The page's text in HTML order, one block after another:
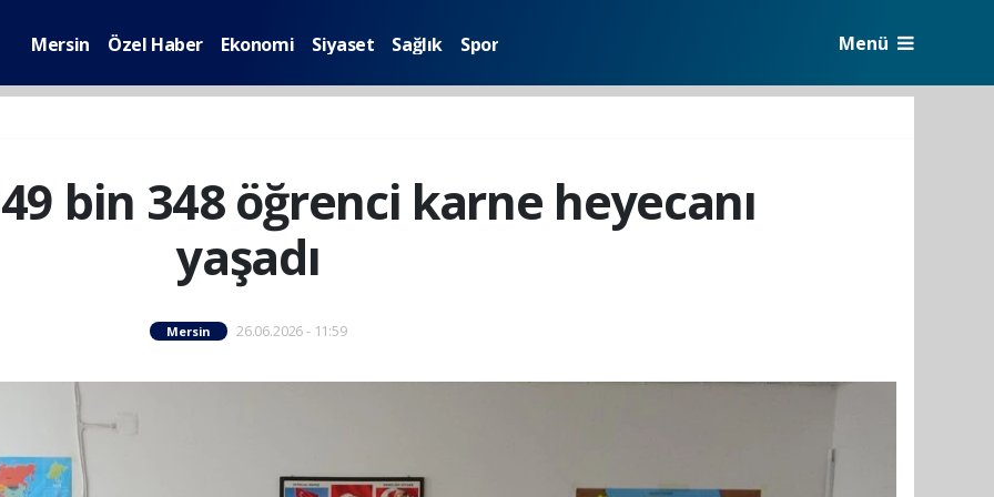
Mersin Özel Haber Ekonomi Siyaset Sağlık Spor Menü
bin 348 öğrenci karne heyecanı
yaşadı
Mersin 26.06.2026 - 11:59